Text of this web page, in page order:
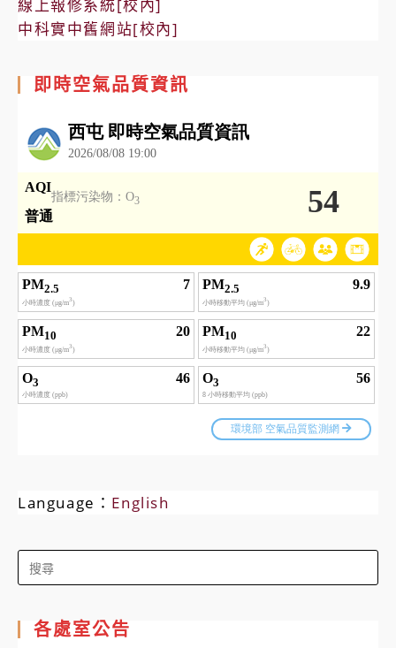
線上報修系統[校內]
中科實中舊網站[校內]
即時空氣品質資訊
Language： English
Search
for:
各處室公告